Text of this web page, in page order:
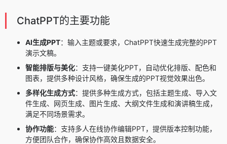
ChatPPT的主要功能
AI生成PPT：输入主题或要求，ChatPPT快速生成完整的PPT
演示文稿。
智能排版与美化：支持一键美化PPT，自动优化排版、配色和
图表，提供多种设计风格，确保生成的PPT视觉效果出色。
多样化生成方式：提供多种生成方式，包括主题生成、导入文
件生成、网页生成、图片生成、大纲文件生成和演讲稿生成，
满足不同场景需求。
协作功能：支持多人在线协作编辑PPT，提供版本控制功能，
方便团队合作，确保协作高效且数据安全。